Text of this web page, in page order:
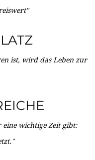
ist, wird das Leben zur
eine wichtige Zeit gibt: